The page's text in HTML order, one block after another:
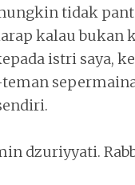
tidak
kalau bukan
istri saya,
dzuriyyati.